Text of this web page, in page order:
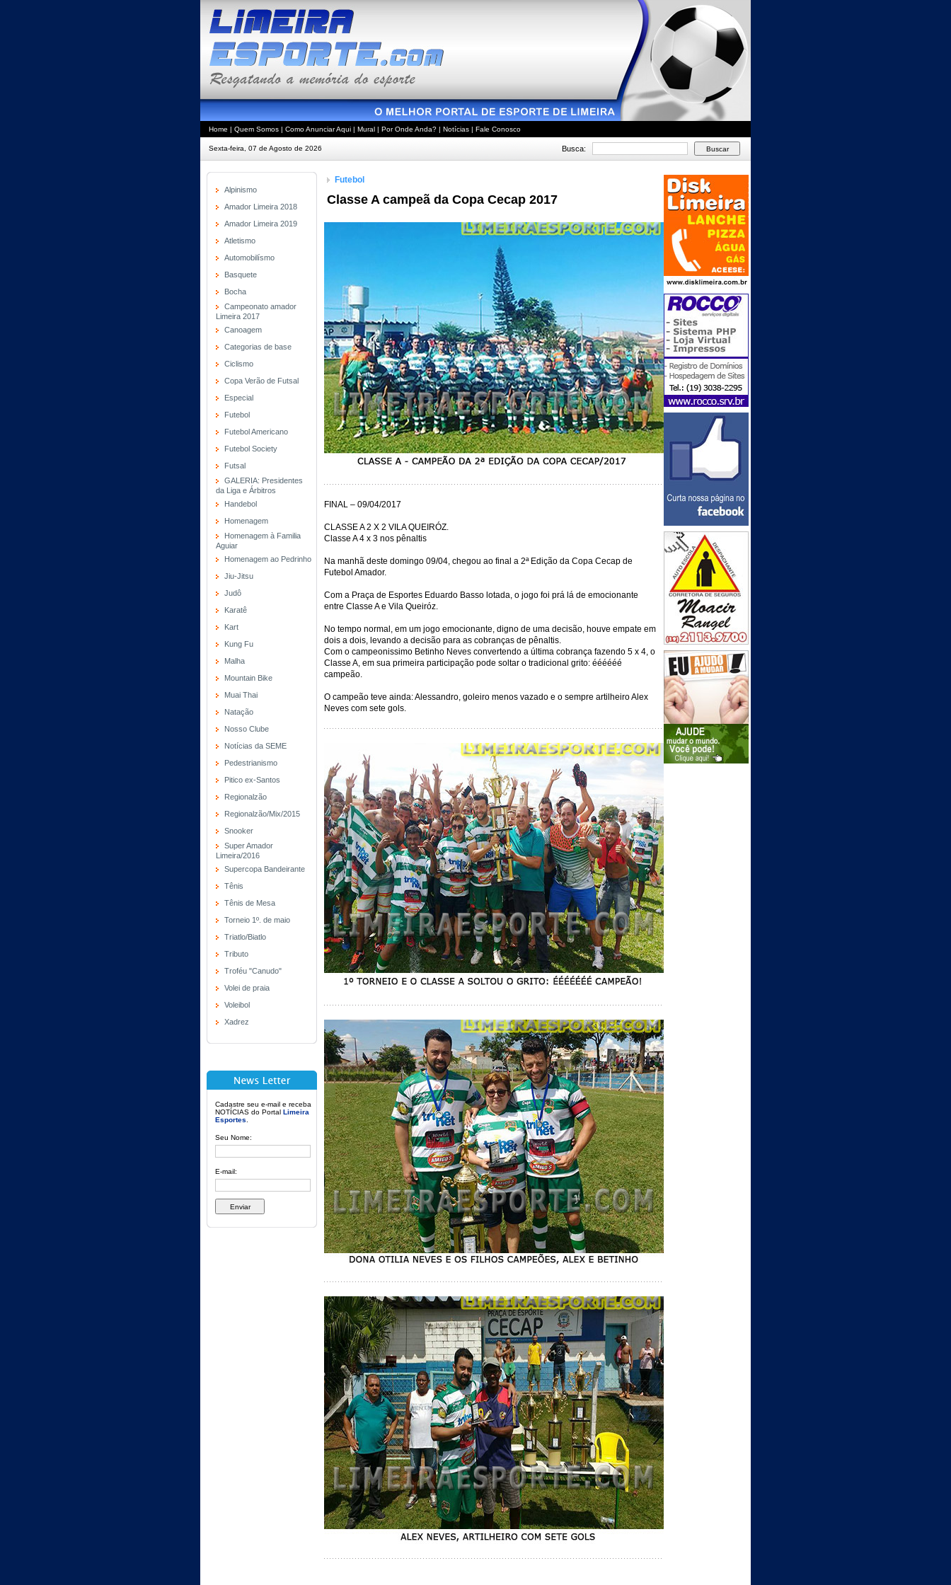
Home | Quem Somos | Como Anunciar Aqui | Mural | Por Onde Anda? | Notícias | Fale Conosco
Sexta-feira, 07 de Agosto de 2026 Busca:
Alpinismo
Amador Limeira 2018
Amador Limeira 2019
Atletismo
Automobilísmo
Basquete
Bocha
Campeonato amador
Limeira 2017
Canoagem
Categorias de base
Ciclismo
Copa Verão de Futsal
Especial
Futebol
Futebol Americano
Futebol Society
Futsal
GALERIA: Presidentes
da Liga e Árbitros
Handebol
Homenagem
Homenagem à Familia
Aguiar
Homenagem ao Pedrinho
Jiu-Jitsu
Judô
Karatê
Kart
Kung Fu
Malha
Mountain Bike
Muai Thai
Natação
Nosso Clube
Notícias da SEME
Pedestrianismo
Pitico ex-Santos
Regionalzão
Regionalzão/Mix/2015
Snooker
Super Amador
Limeira/2016
Supercopa Bandeirante
Tênis
Tênis de Mesa
Torneio 1º. de maio
Triatlo/Biatlo
Tributo
Troféu "Canudo"
Volei de praia
Voleibol
Xadrez
Cadastre seu e-mail e receba
NOTÍCIAS do Portal Limeira
Esportes
Seu Nome:
E-mail:
Futebol
Classe A campeã da Copa Cecap 2017
FINAL – 09/04/2017
CLASSE A 2 X 2 VILA QUEIRÓZ.
Classe A 4 x 3 nos pênaltis
Na manhã deste domingo 09/04, chegou ao final a 2ª Edição da Copa Cecap de
Futebol Amador.
Com a Praça de Esportes Eduardo Basso lotada, o jogo foi prá lá de emocionante
entre Classe A e Vila Queiróz.
No tempo normal, em um jogo emocionante, digno de uma decisão, houve empate em
dois a dois, levando a decisão para as cobranças de pênaltis.
Com o campeonissimo Betinho Neves convertendo a última cobrança fazendo 5 x 4, o
Classe A, em sua primeira participação pode soltar o tradicional grito: éééééé
campeão.
O campeão teve ainda: Alessandro, goleiro menos vazado e o sempre artilheiro Alex
Neves com sete gols.